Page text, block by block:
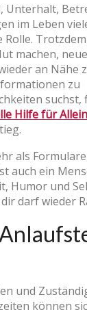
Unterhalt,
im Leben
machen,
an Nähe
zu
suchst,
Hilfe für
als
auch ein
Humor und
darf wieder
und
können